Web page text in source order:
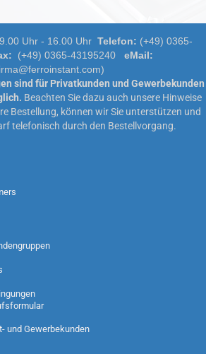
Uhr - 16.00 Uhr Telefon: (+49) 0365-
(+49) 0365-43195240 eMail:
sind für Privatkunden und Gewerbekunden
Beachten Sie dazu auch unsere Hinweise
Bestellung, können wir Sie unterstützen und
telefonisch durch den Bestellvorgang.
und Gewerbekunden